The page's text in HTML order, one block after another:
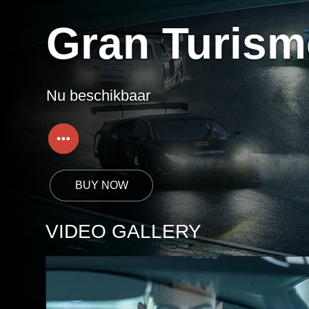
Gran
Nu beschikbaar
VIDEO GALLERY